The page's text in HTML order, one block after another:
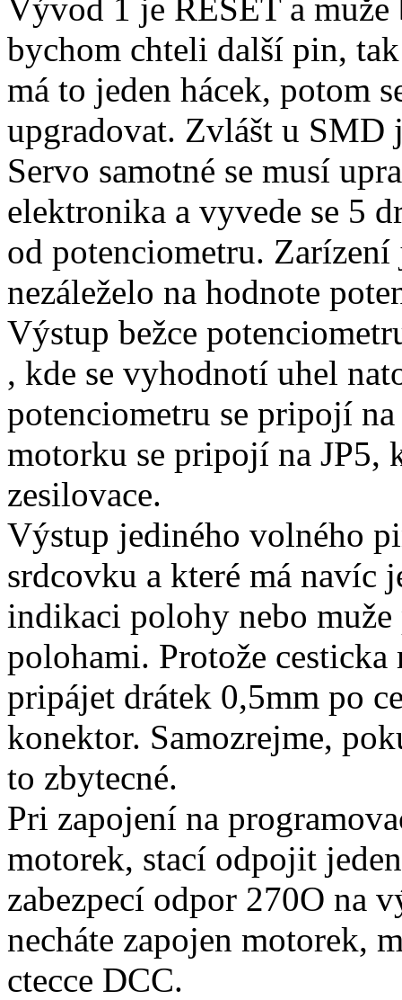
Vývod 1 je RESET a
bychom chteli další pin,
má to jeden hácek, potom
upgradovat. Zvlášt u SMD
Servo samotné se musí
elektronika a vyvede se 5
od potenciometru.
nezáleželo na hodnote
Výstup bežce
, kde se vyhodnotí uhel
potenciometru se pripojí
motorku se pripojí na JP5,
zesilovace.
Výstup jediného volného
srdcovku a které má navíc
indikaci polohy nebo
polohami. Protože
pripájet drátek 0,5mm po
konektor. Samozrejme,
to zbytecné.
Pri zapojení na
motorek, stací odpojit
zabezpecí odpor 270O na
necháte zapojen motorek,
ctecce DCC.